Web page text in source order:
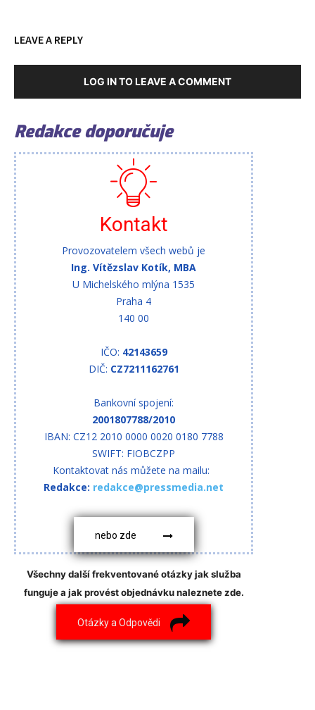
LEAVE A REPLY
LOG IN TO LEAVE A COMMENT
Redakce doporučuje
Kontakt
Provozovatelem všech webů je
Ing. Vítězslav Kotík, MBA
U Michelského mlýna 1535
Praha 4
140 00
IČO: 42143659
DIČ: CZ7211162761
Bankovní spojení:
2001807788/2010
IBAN: CZ12 2010 0000 0020 0180 7788
SWIFT: FIOBCZPP
Kontaktovat nás můžete na mailu:
Redakce: redakce@pressmedia.net
nebo zde
Všechny další frekventované otázky jak služba
funguje a jak provést objednávku naleznete zde.
Otázky a Odpovědi